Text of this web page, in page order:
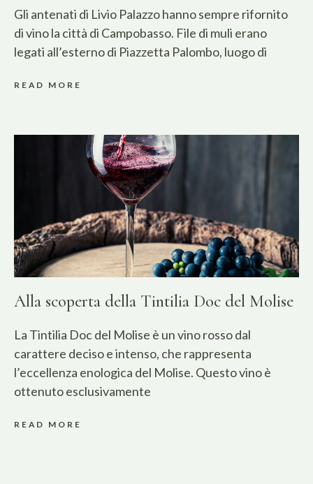
Gli antenati di Livio Palazzo hanno sempre rifornito
di vino la città di Campobasso. File di muli erano
legati all’esterno di Piazzetta Palombo, luogo di
READ MORE
Alla scoperta della Tintilia Doc del Molise
La Tintilia Doc del Molise è un vino rosso dal
carattere deciso e intenso, che rappresenta
l’eccellenza enologica del Molise. Questo vino è
ottenuto esclusivamente
READ MORE